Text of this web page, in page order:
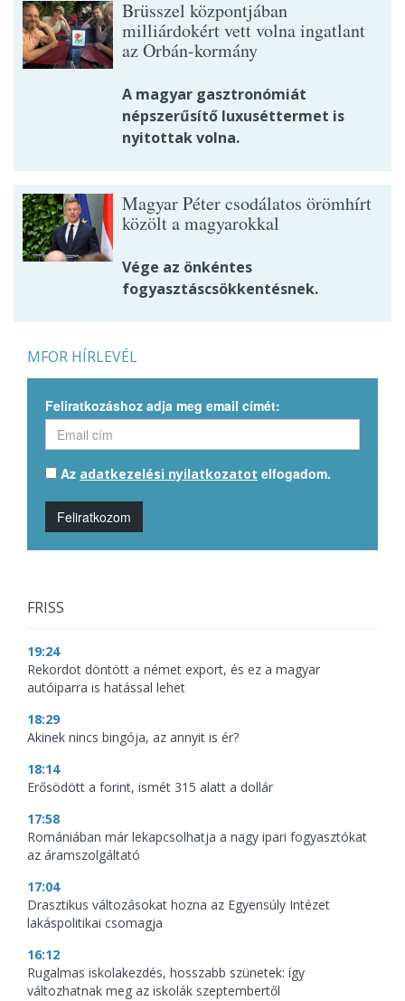
Brüsszel központjában
milliárdokért vett volna ingatlant
az Orbán-kormány
A magyar gasztronómiát
népszerűsítő luxuséttermet is
nyitottak volna.
Magyar Péter csodálatos örömhírt
közölt a magyarokkal
Vége az önkéntes
fogyasztáscsökkentésnek.
MFOR HÍRLEVÉL
Feliratkozáshoz adja meg email címét:
Az adatkezelési nyilatkozatot elfogadom.
Feliratkozom
FRISS
19:24
Rekordot döntött a német export, és ez a magyar
autóiparra is hatással lehet
18:29
Akinek nincs bingója, az annyit is ér?
18:14
Erősödött a forint, ismét 315 alatt a dollár
17:58
Romániában már lekapcsolhatja a nagy ipari fogyasztókat
az áramszolgáltató
17:04
Drasztikus változásokat hozna az Egyensúly Intézet
lakáspolitikai csomagja
16:12
Rugalmas iskolakezdés, hosszabb szünetek: így
változhatnak meg az iskolák szeptembertől